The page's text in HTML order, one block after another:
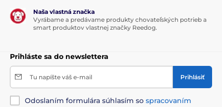
Naša vlastná značka
Vyrábame a predávame produkty chovateľských potrieb a
smart produktov vlastnej značky Reedog.
Prihláste sa do newslettera
Tu napíšte váš e-mail Prihlásiť
Odoslaním formulára súhlasím so spracovaním